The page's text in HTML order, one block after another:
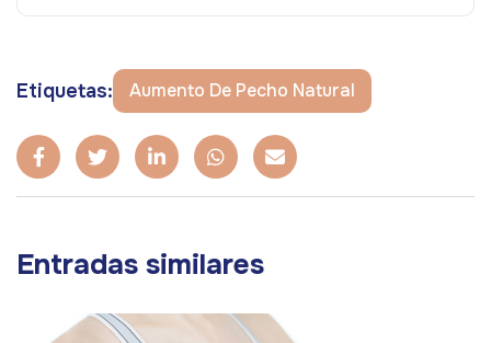
Etiquetas: Aumento De Pecho Natural
Entradas similares